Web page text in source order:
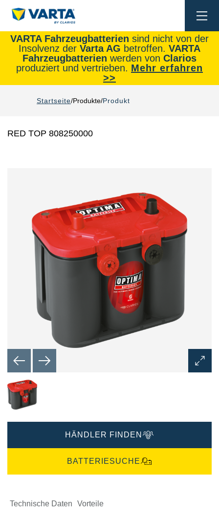
VARTA Fahrzeugbatterien sind nicht von der
Insolvenz der Varta AG betroffen. VARTA
Fahrzeugbatterien werden von Clarios
produziert und vertrieben. Mehr erfahren
>>
Startseite Produkte Produkt
RED TOP 808250000
öffnen
HÄNDLER FINDEN
BATTERIESUCHE
Technische Daten Vorteile